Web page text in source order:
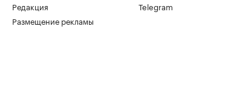
Редакция
Размещение рекламы
Telegram